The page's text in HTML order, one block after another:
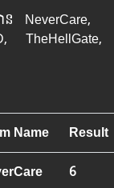
NeverCare,
TheHellGate,
Name
Result
6